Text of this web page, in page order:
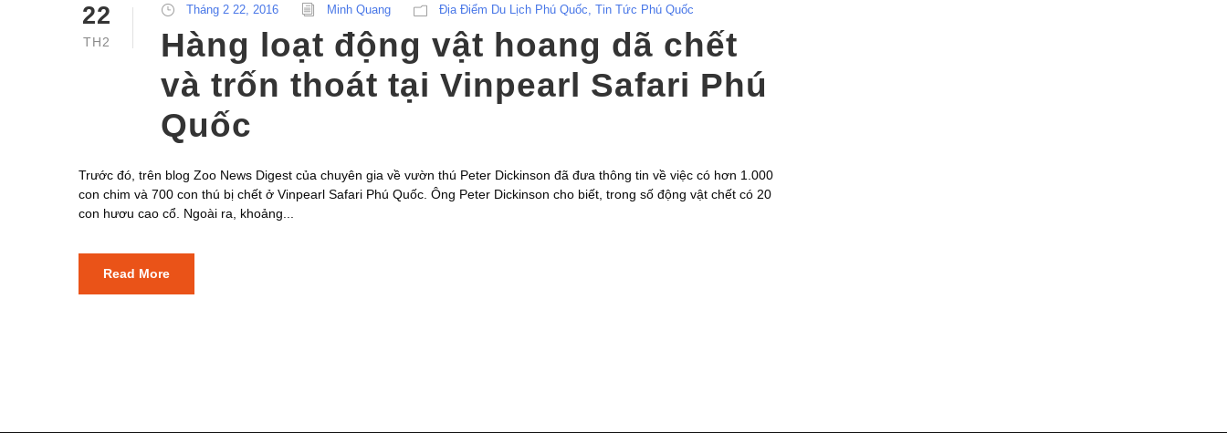
22
TH2
Tháng 2 22, 2016 Minh Quang Địa Điểm Du Lịch Phú Quốc Tin Tức Phú Quốc
Hàng loạt động vật hoang dã chết
và trốn thoát tại Vinpearl Safari Phú
Quốc
Trước đó, trên blog Zoo News Digest của chuyên gia về vườn thú Peter Dickinson đã đưa thông tin về việc có hơn 1.000
con chim và 700 con thú bị chết ở Vinpearl Safari Phú Quốc. Ông Peter Dickinson cho biết, trong số động vật chết có 20
con hươu cao cổ. Ngoài ra, khoảng...
Read More